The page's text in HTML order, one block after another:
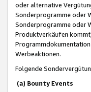
oder alternative
Sonderprogramme oder
Sonderprogramme oder
Produktverkäufen
Werbeaktionen.
Folgende
(a) Bounty Events